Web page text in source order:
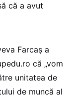
că a avut
Farcaș a
că „vom
unitatea de
de muncă al